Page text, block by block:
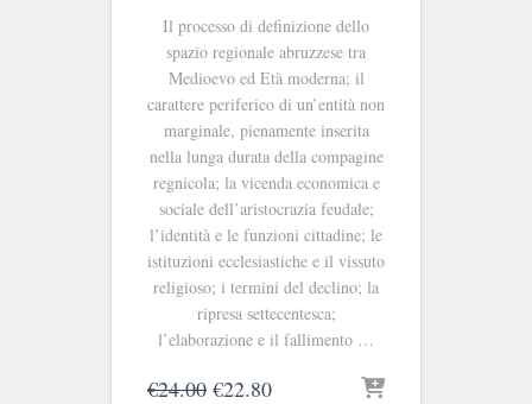
Il processo di definizione dello
spazio regionale abruzzese tra
Medioevo ed Età moderna; il
carattere periferico di un’entità non
marginale, pienamente inserita
nella lunga durata della compagine
regnicola; la vicenda economica e
sociale dell’aristocrazia feudale;
l’identità e le funzioni cittadine; le
istituzioni ecclesiastiche e il vissuto
religioso; i termini del declino; la
ripresa settecentesca;
l’elaborazione e il fallimento …
€24.00 Il
€22.80Il